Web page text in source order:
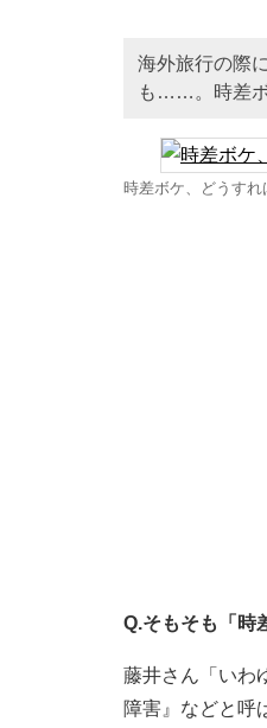
海外旅行の際
も……。時差ボ
時差ボケ、どうすれ
Q.そもそも「時
藤井さん「いわ
障害』などと呼